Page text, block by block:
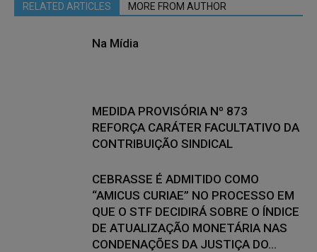
RELATED ARTICLES MORE FROM AUTHOR
Na Mídia
MEDIDA PROVISÓRIA Nº 873
REFORÇA CARÁTER FACULTATIVO DA
CONTRIBUIÇÃO SINDICAL
CEBRASSE É ADMITIDO COMO
“AMICUS CURIAE” NO PROCESSO EM
QUE O STF DECIDIRÁ SOBRE O ÍNDICE
DE ATUALIZAÇÃO MONETÁRIA NAS
CONDENAÇÕES DA JUSTIÇA DO...